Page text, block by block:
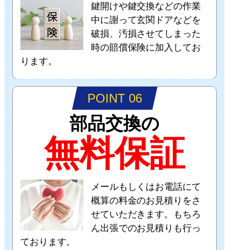
鍵開けや鍵交換などの作業
中に謝って玄関ドアなどを
破損、汚損させてしまった
時の賠償保険に加入してお
ります。
POINT 06
部品交換の
無料保証
メールもしくはお電話にて
概算の料金のお見積りをさ
せていただきます。もちろ
ん出張でのお見積りも行っ
ております。